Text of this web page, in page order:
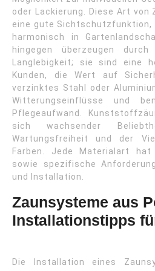
oder Lackierung. Diese Art
eine gute Sichtschutzfunktion,
harmonisch in
hingegen überzeugen
Langlebigkeit; sie sind eine
Kunden, die Wert auf
verzinktes Stahl oder
Witterungseinflüsse und
Pflegeaufwand.
sich wachsender
Wartungsfreiheit und der
Farben. Jede Materialart hat
sowie spezifische
und Installation.
Zaunsysteme aus
Installationstipps
Die Installation eines